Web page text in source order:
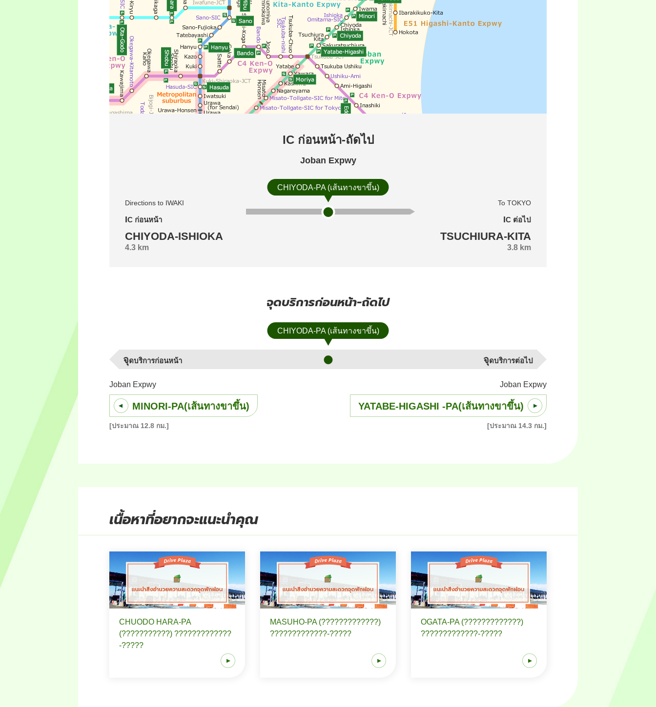
IC ก่อนหน้า-ถัดไป
Joban Expwy
CHIYODA-PA (เส้นทางขาขึ้น)
Directions to IWAKI
IC ก่อนหน้า
CHIYODA-ISHIOKA
4.3 km
To TOKYO
IC ต่อไป
TSUCHIURA-KITA
3.8 km
จุดบริการก่อนหน้า-ถัดไป
CHIYODA-PA (เส้นทางขาขึ้น)
จุดบริการก่อนหน้า จุดบริการต่อไป
Joban Expwy
MINORI-PA(เส้นทางขาขึ้น)
[ประมาณ 12.8 กม.]
Joban Expwy
YATABE-HIGASHI -PA(เส้นทางขาขึ้น)
[ประมาณ 14.3 กม.]
เนื้อหาที่อยากจะแนะนำคุณ
CHUODO HARA-PA
(???????????) ?????????????
-?????
MASUHO-PA (?????????????)
?????????????-?????
OGATA-PA (?????????????)
?????????????-?????